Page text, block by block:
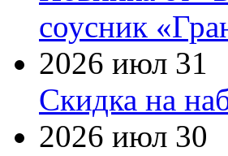
соусник
2026 июл 31
Скидка на
2026 июл 30